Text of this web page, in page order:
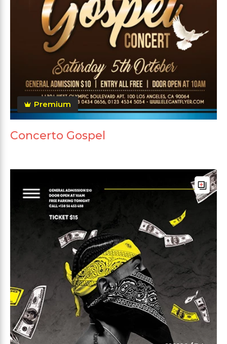
Premium
Concerto Gospel